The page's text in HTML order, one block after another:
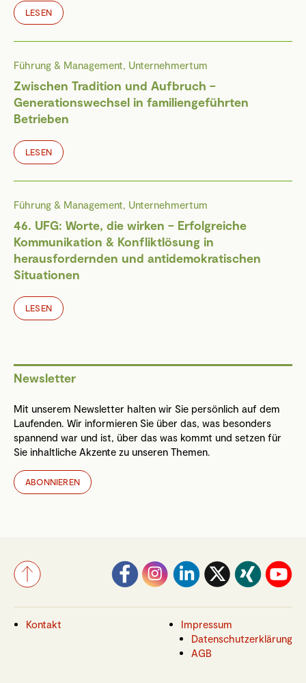
LESEN
Führung & Management, Unternehmertum
Zwischen Tradition und Aufbruch –
Generationswechsel in familiengeführten
Betrieben
LESEN
Führung & Management, Unternehmertum
46. UFG: Worte, die wirken – Erfolgreiche
Kommunikation & Konfliktlösung in
herausfordernden und antidemokratischen
Situationen
LESEN
Newsletter
Mit unserem Newsletter halten wir Sie persönlich auf dem
Laufenden. Wir informieren Sie über das, was besonders
spannend war und ist, über das was kommt und setzen für
Sie inhaltliche Akzente zu unseren Themen.
ABONNIEREN
Impressum
Datenschutzerklärung
AGB
Kontakt